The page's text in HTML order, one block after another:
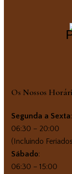
Os Nossos
Segunda a Sexta:
06:30 – 20:00
(Incluindo
Sábado:
06:30 – 15:00